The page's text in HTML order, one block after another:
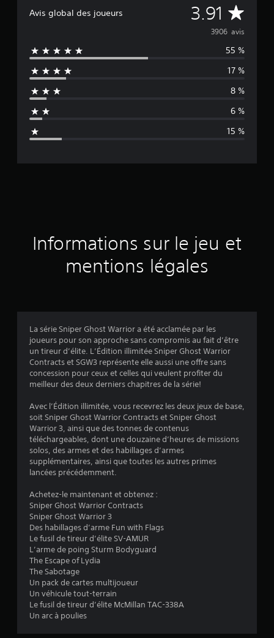
Avis global des joueurs 3.91 M
o
y
e
n
n
d
a
s
:
1
3906 avis
55 %
17 %
8 %
6 %
15 %
Informations sur le jeu et
mentions légales
La série Sniper Ghost Warrior a été acclamée par les
joueurs pour son approche sans compromis au fait d’être
un tireur d’élite. L’Édition illimitée Sniper Ghost Warrior
Contracts et SGW3 représente elle aussi une offre sans
concession pour ceux et celles qui veulent profiter du
meilleur des deux derniers chapitres de la série!
Avec l’Édition illimitée, vous recevrez les deux jeux de base,
soit Sniper Ghost Warrior Contracts et Sniper Ghost
Warrior 3, ainsi que des tonnes de contenus
téléchargeables, dont une douzaine d’heures de missions
solos, des armes et des habillages d’armes
supplémentaires, ainsi que toutes les autres primes
lancées précédemment.
Achetez-le maintenant et obtenez :
Sniper Ghost Warrior Contracts
Sniper Ghost Warrior 3
Des habillages d’arme Fun with Flags
Le fusil de tireur d’élite SV-AMUR
L’arme de poing Sturm Bodyguard
The Escape of Lydia
The Sabotage
Un pack de cartes multijoueur
Un véhicule tout-terrain
Le fusil de tireur d’élite McMillan TAC-338A
Un arc à poulies